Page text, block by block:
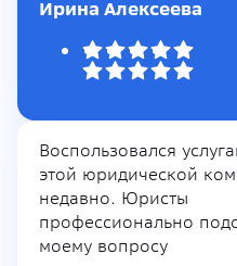
Ирина Алексеева
Воспользовался
этой юридической
недавно. Юристы
профессионально
моему вопросу